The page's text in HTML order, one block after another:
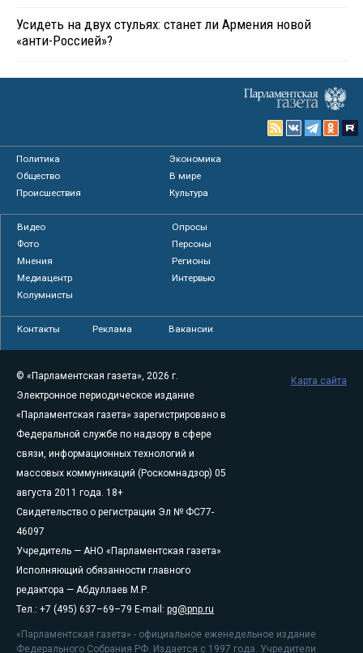
Усидеть на двух стульях: станет ли Армения новой
«анти-Россией»?
Политика
Экономика
Общество
В мире
Происшествия
Культура
Видео
Опросы
Фото
Персоны
Мнения
Регионы
Медиацентр
Интервью
Колумнисты
Контакты Реклама Вакансии
© «Парламентская газета», 2026 г.
Электронное периодическое издание
«Парламентская газета» зарегистрировано в
Федеральной службе по надзору в сфере
связи, информационных технологий и
массовых коммуникаций (Роскомнадзор) 05
августа 2011 года. 18+
Свидетельство о регистрации Эл № ФС77-
46097
Учредитель — АНО «Парламентская газета»
Исполняющий обязанности главного
редактора — Абдуллаев М.Р.
Тел.: +7 (495) 637–69–79 E-mail: pg@pnp.ru
«Парламентская газета» - официальное еженедельное издание
Федерального Собрания РФ. Издается с 1997 года. Учредители
Карта сайта